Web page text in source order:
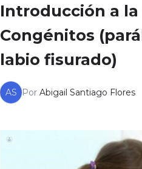
Introducción a
Congénitos
labio fisurado)
AS PorAbigail Santiago Flores